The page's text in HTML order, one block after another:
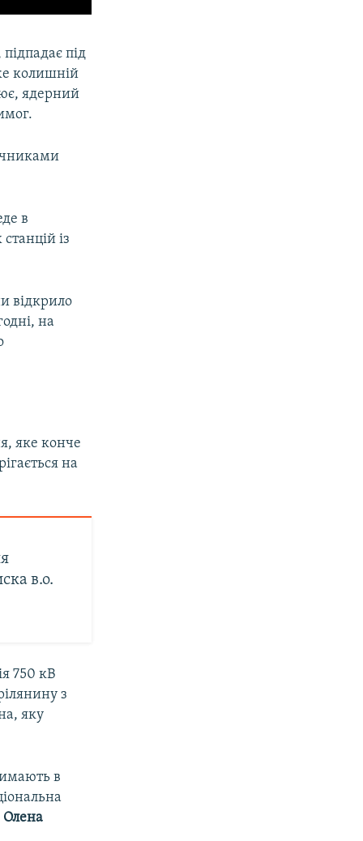
під
колишній
ядерний
в
із
відкрило
на
яке конче
на
в.о.
750 кВ
з
яку
в
Олена